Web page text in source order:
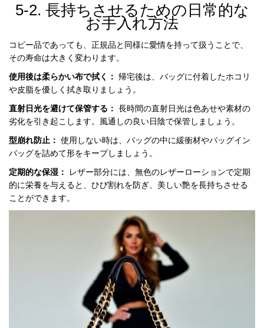
5-2. 長持ちさせるための日常的な
お手入れ方法
コピー品であっても、正規品と同様に愛情を持って扱うことで、
その寿命は大きく変わります。
使用後は柔らかい布で拭く：
帰宅後は、バッグに付着したホコリ
や皮脂を優しく拭き取りましょう。
直射日光を避けて保管する： 長時間の直射日光は色あせや素材の
劣化を引き起こします。風通しの良い日陰で保管しましょう。
型崩れ防止： 使用しない時は、バッグの中に緩衝材やバッグイン
バッグを詰めて形をキープしましょう。
定期的な保湿：
レザー部分には、無色のレザーローションで定期
的に栄養を与えると、ひび割れを防ぎ、美しい艶を長持ちさせる
ことができます。